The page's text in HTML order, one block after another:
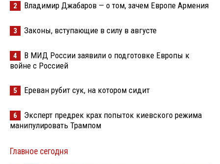
2 Владимир Джабаров — о том, зачем Европе Армения
3 Законы, вступающие в силу в августе
4
В МИД России заявили о подготовке Европы к
войне с Россией
5 Ереван рубит сук, на котором сидит
6
Эксперт предрек крах попыток киевского режима
манипулировать Трампом
Главное сегодня